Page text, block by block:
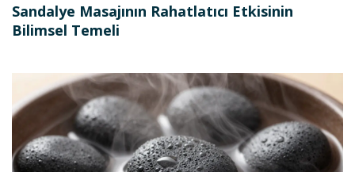
Sandalye Masajının Rahatlatıcı Etkisinin
Bilimsel Temeli